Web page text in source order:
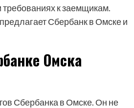
к заемщикам.
Сбербанк в Омске и
Омска
Сбербанка в Омске. Он не